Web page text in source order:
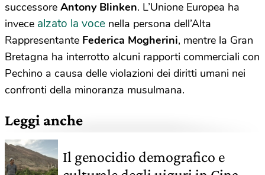
successore Antony Blinken. L’Unione Europea ha
invece alzato la voce nella persona dell’Alta
Rappresentante Federica Mogherini, mentre la Gran
Bretagna ha interrotto alcuni rapporti commerciali con
Pechino a causa delle violazioni dei diritti umani nei
confronti della minoranza musulmana.
Leggi anche
Il genocidio demografico e